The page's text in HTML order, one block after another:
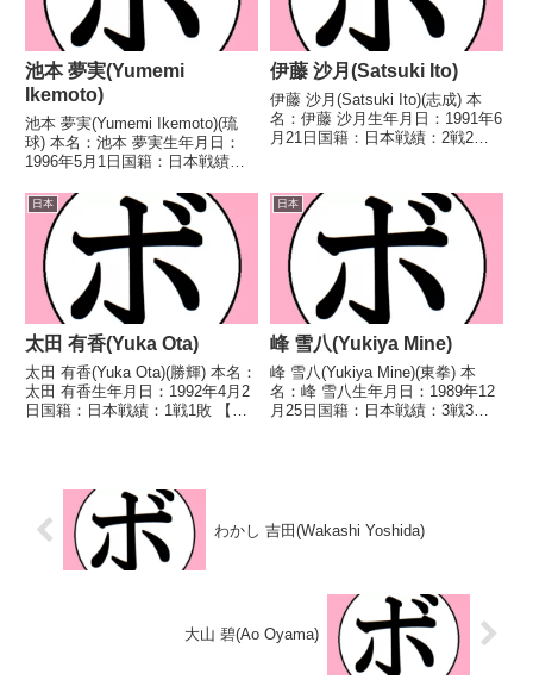
池本 夢実(Yumemi
Ikemoto)
池本 夢実(Yumemi Ikemoto)(琉
球) 本名：池本 夢実生年月日：
1996年5月1日国籍：日本戦績：
ル】初代日本女子フライ級王座第
3代WBOアジアパシフィック女子
ライトフライ級王座 【戦歴...
伊藤 沙月(Satsuki Ito)
伊藤 沙月(Satsuki Ito)(志成) 本
名：伊藤 沙月生年月日：1991年6
月21日国籍：日本戦績：2戦2勝
イトフライ級優勝(アマチュ
ア) 【戦歴】2022/07/...
日本
太田 有香(Yuka Ota)
太田 有香(Yuka Ota)(勝輝) 本名：
太田 有香生年月日：1992年4月2
日国籍：日本戦績：1戦1敗 【獲
子(湘南...
日本
峰 雪八(Yukiya Mine)
峰 雪八(Yukiya Mine)(東拳) 本
名：峰 雪八生年月日：1989年12
月25日国籍：日本戦績：3戦3
わかし 吉田(Wakashi Yoshida)
大山 碧(Ao Oyama)